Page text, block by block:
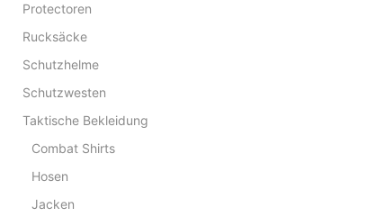
Protectoren
Rucksäcke
Schutzhelme
Schutzwesten
Taktische Bekleidung
Combat Shirts
Hosen
Jacken